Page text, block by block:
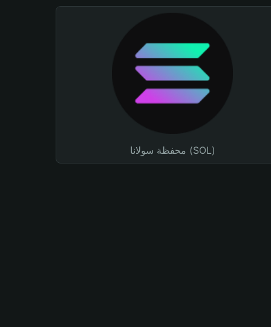
محفظة سولانا (SOL)